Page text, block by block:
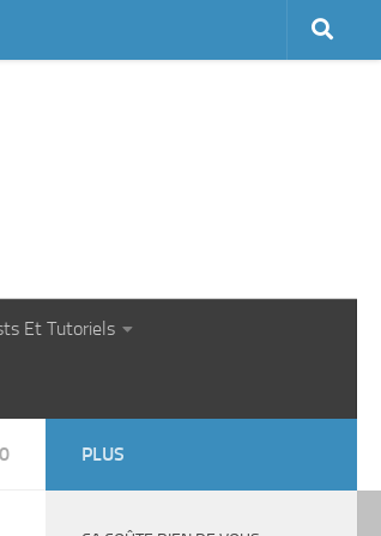
Et Tutoriels
0 PLUS